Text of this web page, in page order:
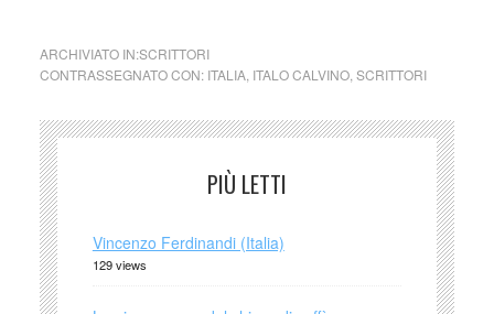
ARCHIVIATO IN:SCRITTORI
CONTRASSEGNATO CON: ITALIA, ITALO CALVINO, SCRITTORI
PIÙ LETTI
Vincenzo Ferdinandi (Italia)
129 views